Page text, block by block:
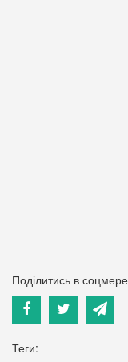
Поділитись в
Теги: